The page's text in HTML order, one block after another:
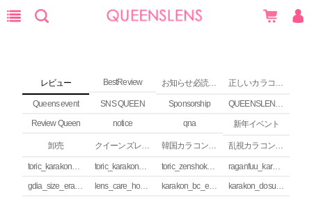
レビュー BestReview お知らせ必読 (NEWS) 正しいカラコンの使い方
Queens event SNS QUEEN Sponsorship
QUEENSLENS Affiliate Program
Review Queen
notice qna 新年イベント
卸売 クイーンズレンズ カラコンコラム 韓国カラコンguide 乱視カラコンの安全性
toric_karakon_takai_riyuu toric_karakon_real_review toric_zenshoku_review
raganfuu_karakon_erabikata
gdia_size_erabikata
lens_care_houhou karakon_bc_erabikata karakon_dosuu_erabikata